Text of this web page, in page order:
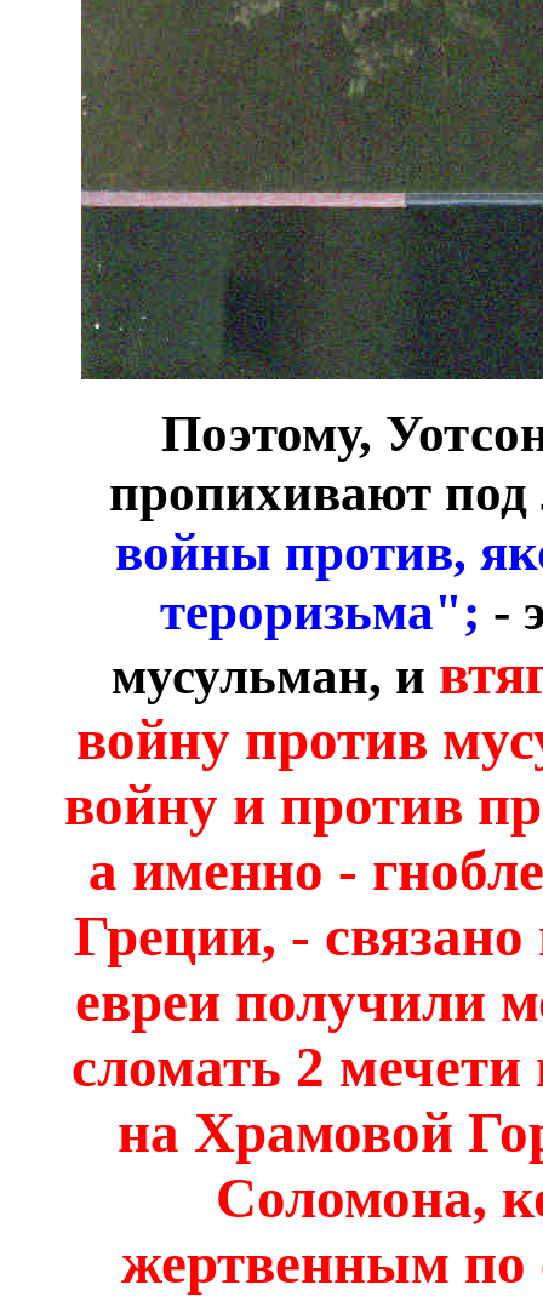
Поэтому,
пропихивают под
войны против,
тероризьма"; -
мусульман, и
войну против
войну и против
а именно -
Греции, -
евреи получили
сломать 2
на Храмовой
Соломона,
жертвенным